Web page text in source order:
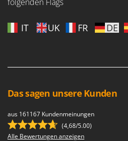
IT UK FR DE
Das sagen unsere Kunden
aus 161167 Kundenmeinungen
(4,68/5.00)
Alle Bewertungen anzeigen